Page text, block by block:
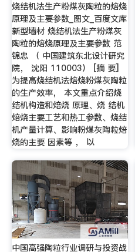
烧结机法生产粉煤灰陶粒的焙烧
原理及主要参数_图文_百度文库
新型墙材 烧结机法生产粉煤灰
陶粒的焙烧原理及主要参数 范
锦忠 （ 中国建筑东北设计研究
院， 沈阳 110003） [摘 要]
为提高烧结机法焙烧粉煤灰陶粒
的生产效率， 本文重点介绍烧
结机构造和焙烧 原理、烧 结机
焙烧主要工艺和热工参数、烧结
机产量计算、影响粉煤灰陶粒焙
烧的主要 因素等 ， 以
中国高强陶粒行业调研与投资战